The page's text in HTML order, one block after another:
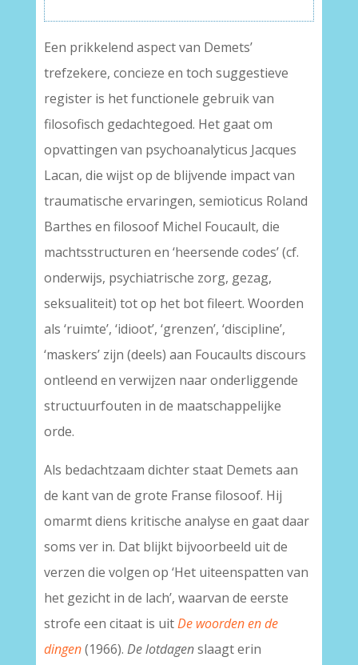
Een prikkelend aspect van Demets’
trefzekere, concieze en toch suggestieve
register is het functionele gebruik van
filosofisch gedachtegoed. Het gaat om
opvattingen van psychoanalyticus Jacques
Lacan, die wijst op de blijvende impact van
traumatische ervaringen, semioticus Roland
Barthes en filosoof Michel Foucault, die
machtsstructuren en ‘heersende codes’ (cf.
onderwijs, psychiatrische zorg, gezag,
seksualiteit) tot op het bot fileert. Woorden
als ‘ruimte’, ‘idioot’, ‘grenzen’, ‘discipline’,
‘maskers’ zijn (deels) aan Foucaults discours
ontleend en verwijzen naar onderliggende
structuurfouten in de maatschappelijke
orde.
Als bedachtzaam dichter staat Demets aan
de kant van de grote Franse filosoof. Hij
omarmt diens kritische analyse en gaat daar
soms ver in. Dat blijkt bijvoorbeeld uit de
verzen die volgen op ‘Het uiteenspatten van
het gezicht in de lach’, waarvan de eerste
strofe een citaat is uitDe woorden en de
dingen(1966). De lotdagenslaagt erin